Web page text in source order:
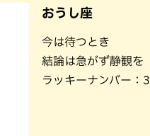
おうし座
今は待つとき
結論は急がず静観を
ラッキーナンバー：3